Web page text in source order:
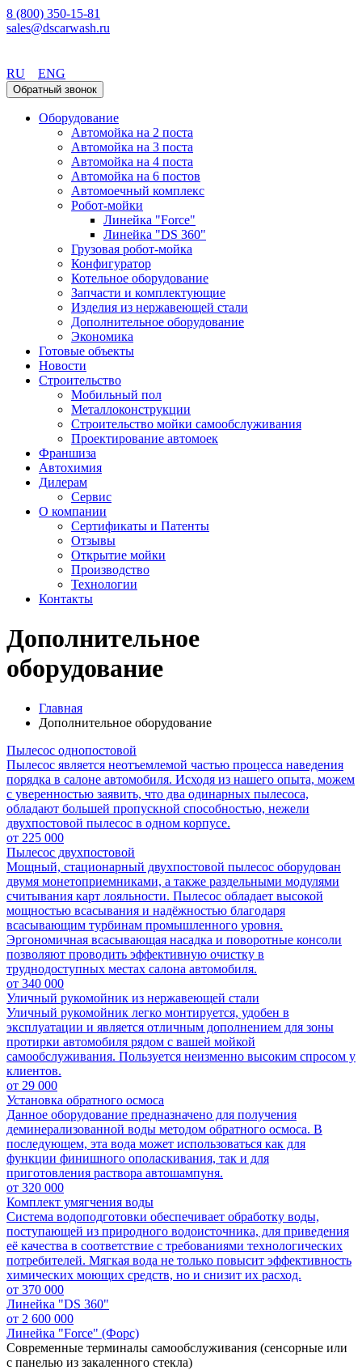
8 (800) 350-15-81
sales@dscarwash.ru
RU
ENG
Обратный звонок
Оборудование
Автомойка на 2 поста
Автомойка на 3 поста
Автомойка на 4 поста
Автомойка на 6 постов
Автомоечный комплекс
Робот-мойки
Линейка "Force"
Линейка "DS 360"
Грузовая робот-мойка
Конфигуратор
Котельное оборудование
Запчасти и комплектующие
Изделия из нержавеющей стали
Дополнительное оборудование
Экономика
Готовые объекты
Новости
Строительство
Мобильный пол
Металлоконструкции
Строительство мойки самообслуживания
Проектирование автомоек
Франшиза
Автохимия
Дилерам
Сервис
О компании
Сертификаты и Патенты
Отзывы
Открытие мойки
Производство
Технологии
Контакты
Дополнительное
оборудование
Главная
Дополнительное оборудование
Пылесос однопостовой
Пылесос является неотъемлемой частью процесса наведения
порядка в салоне автомобиля. Исходя из нашего опыта, можем
с уверенностью заявить, что два одинарных пылесоса,
обладают большей пропускной способностью, нежели
двухпостовой пылесос в одном корпусе.
от 225 000
Пылесос двухпостовой
Мощный, стационарный двухпостовой пылесос оборудован
двумя монетоприемниками, а также раздельными модулями
считывания карт лояльности. Пылесос обладает высокой
мощностью всасывания и надёжностью благодаря
всасывающим турбинам промышленного уровня.
Эргономичная всасывающая насадка и поворотные консоли
позволяют проводить эффективную очистку в
труднодоступных местах салона автомобиля.
от 340 000
Уличный рукомойник из нержавеющей стали
Уличный рукомойник легко монтируется, удобен в
эксплуатации и является отличным дополнением для зоны
протирки автомобиля рядом с вашей мойкой
самообслуживания. Пользуется неизменно высоким спросом у
клиентов.
от 29 000
Установка обратного осмоса
Данное оборудование предназначено для получения
деминерализованной воды методом обратного осмоса. В
последующем, эта вода может использоваться как для
функции финишного ополаскивания, так и для
приготовления раствора автошампуня.
от 320 000
Комплект умягчения воды
Система водоподготовки обеспечивает обработку воды,
поступающей из природного водоисточника, для приведения
её качества в соответствие с требованиями технологических
потребителей. Мягкая вода не только повысит эффективность
химических моющих средств, но и снизит их расход.
от 370 000
Линейка "DS 360"
от 2 600 000
Линейка "Force" (Форс)
Современные терминалы самообслуживания (сенсорные или
с панелью из закаленного стекла)